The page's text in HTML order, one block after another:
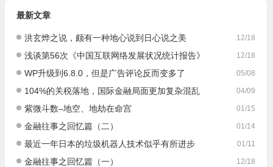
最新文章
12/18
洪玄烨之说，颇有一种地心说到日心说之美
12/18
浅谈第56次《中国互联网络发展状况统计报告》
05/08
WP升级到6.8.0，但是广告评论反而变多了
04/09
104%的关税落地，国际金融局面更加复杂混乱
01/15
紫微斗数–地空、地劫在命宫
01/14
金融往事之回忆篇（二）
01/11
最近一年日本的垃圾机器人技术似乎有所进步
12/18
金融往事之回忆篇（一）